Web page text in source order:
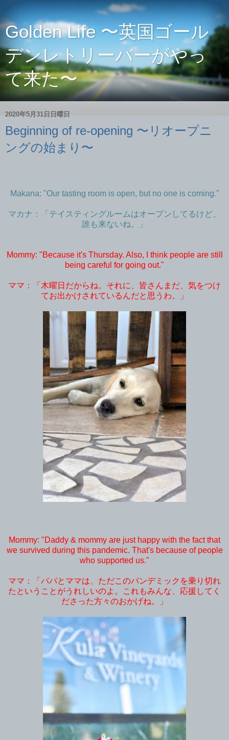
Golden Life 〜英国ゴール
デンレトリーバーがやっ
て来た〜
2020年5月31日日曜日
Beginning of re-opening 〜リオープニ
ングの始まり〜
Makana: "Our tasting room is open, but no one is coming."
マカナ：「テイスティングルームはオープンしてるけど、
誰も来ないね。」
Mommy: "Because it's Thursday. Also, I think people are still
being careful for going out."
ママ：「木曜日だからね。それに、皆さんまだ、気をつけ
てお出かけされているんだと思うわ。」
Mommy: "Daddy & mommy are just happy with the fact that
we survived during this pandemic. That's because of people
who supported us."
ママ：「パパとママは、ただこのパンデミックを乗り切れ
たということがうれしいのよ。これもみんな、応援してく
ださった方々のおかげね。」